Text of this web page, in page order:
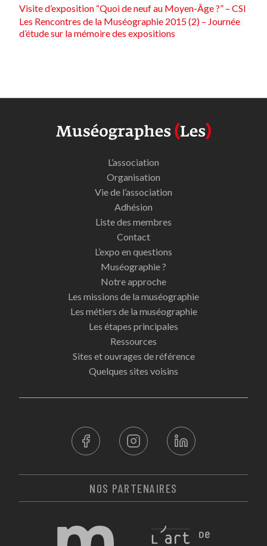
Visite d’exposition “Quoi de neuf au Moyen-Âge ?” – CSI
Les Rencontres de la Muséographie 2015 (2) – Journée
d’étude sur la mémoire des expositions
L’association
Organisation
Vie de l’association
Adhésion
Liste des membres
Contact
L’expo en questions
Muséographie ?
Notre approche
Les missions de la muséographie
Les métiers de la muséographie
Les étapes principales
Ressources
Sites et ouvrages de référence
Quelques sites voisins
NOS PARTENAIRES